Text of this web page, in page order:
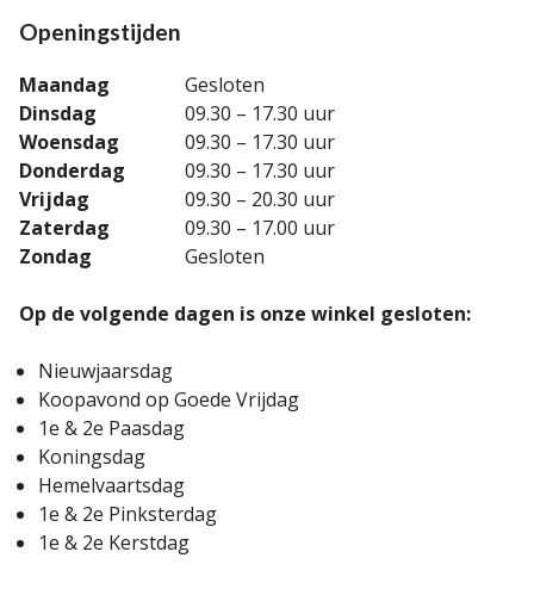
Openingstijden
Maandag
Dinsdag
Woensdag
Donderdag
Vrijdag
Zaterdag
Zondag
Gesloten
09.30 – 17.30 uur
09.30 – 17.30 uur
09.30 – 17.30 uur
09.30 – 20.30 uur
09.30 – 17.00 uur
Gesloten
Op de volgende dagen is onze winkel gesloten:
Nieuwjaarsdag
Koopavond op Goede Vrijdag
1e & 2e Paasdag
Koningsdag
Hemelvaartsdag
1e & 2e Pinksterdag
1e & 2e Kerstdag